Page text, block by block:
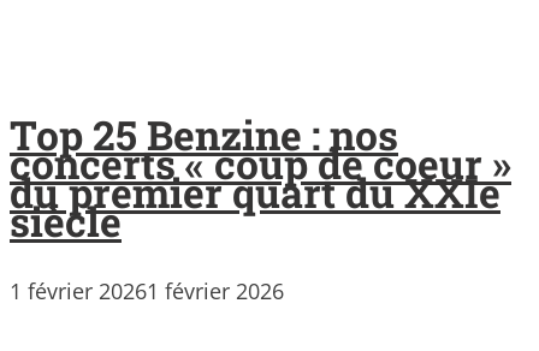
Top 25 Benzine : nos
concerts « coup de coeur »
du premier quart du XXIe
siècle
1 février 20261 février 2026